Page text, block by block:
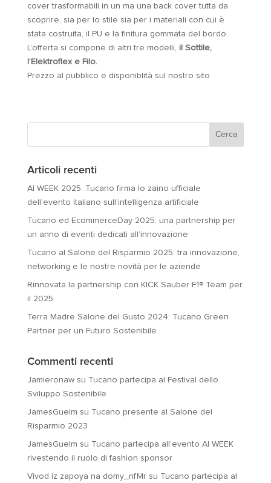
cover trasformabili in un ma una back cover tutta da
scoprire, sia per lo stile sia per i materiali con cui è
stata costruita, il PU e la finitura gommata del bordo.
L’offerta si compone di altri tre modelli, il Sottile,
l’Elektroflex e Filo.
Prezzo al pubblico e disponiblità sul nostro sito
Articoli recenti
AI WEEK 2025: Tucano firma lo zaino ufficiale
dell’evento italiano sull’intelligenza artificiale
Tucano ed EcommerceDay 2025: una partnership per
un anno di eventi dedicati all’innovazione
Tucano al Salone del Risparmio 2025: tra innovazione,
networking e le nostre novità per le aziende
Rinnovata la partnership con KICK Sauber F1® Team per
il 2025
Terra Madre Salone del Gusto 2024: Tucano Green
Partner per un Futuro Sostenibile
Commenti recenti
Jamieronawsu Tucano partecipa al Festival dello
Sviluppo Sostenibile
JamesGuelm su Tucano presente al Salone del
Risparmio 2023
JamesGuelm su Tucano partecipa all’evento AI WEEK
rivestendo il ruolo di fashion sponsor
Vivod iz zapoya na domy_nfMrsu Tucano partecipa al